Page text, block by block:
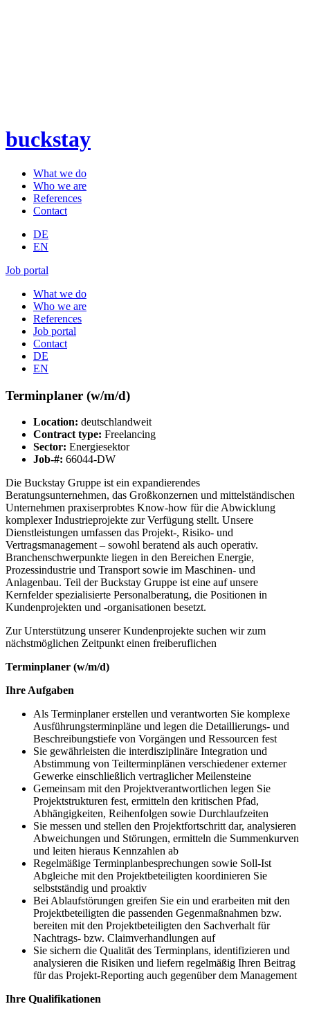
buckstay
What we do
Who we are
References
Contact
DE
EN
Job portal
What we do
Who we are
References
Job portal
Contact
DE
EN
Terminplaner (w/m/d)
Location: deutschlandweit
Contract type: Freelancing
Sector: Energiesektor
Job-#: 66044-DW
Die Buckstay Gruppe ist ein expandierendes
Beratungsunternehmen, das Großkonzernen und mittelständischen
Unternehmen praxiserprobtes Know-how für die Abwicklung
komplexer Industrieprojekte zur Verfügung stellt. Unsere
Dienstleistungen umfassen das Projekt-, Risiko- und
Vertragsmanagement – sowohl beratend als auch operativ.
Branchenschwerpunkte liegen in den Bereichen Energie,
Prozessindustrie und Transport sowie im Maschinen- und
Anlagenbau. Teil der Buckstay Gruppe ist eine auf unsere
Kernfelder spezialisierte Personalberatung, die Positionen in
Kundenprojekten und -organisationen besetzt.
Zur Unterstützung unserer Kundenprojekte suchen wir zum
nächstmöglichen Zeitpunkt einen freiberuflichen
Terminplaner (w/m/d)
Ihre Aufgaben
Als Terminplaner erstellen und verantworten Sie komplexe
Ausführungsterminpläne und legen die Detaillierungs- und
Beschreibungstiefe von Vorgängen und Ressourcen fest
Sie gewährleisten die interdisziplinäre Integration und
Abstimmung von Teilterminplänen verschiedener externer
Gewerke einschließlich vertraglicher Meilensteine
Gemeinsam mit den Projektverantwortlichen legen Sie
Projektstrukturen fest, ermitteln den kritischen Pfad,
Abhängigkeiten, Reihenfolgen sowie Durchlaufzeiten
Sie messen und stellen den Projektfortschritt dar, analysieren
Abweichungen und Störungen, ermitteln die Summenkurven
und leiten hieraus Kennzahlen ab
Regelmäßige Terminplanbesprechungen sowie Soll-Ist
Abgleiche mit den Projektbeteiligten koordinieren Sie
selbstständig und proaktiv
Bei Ablaufstörungen greifen Sie ein und erarbeiten mit den
Projektbeteiligten die passenden Gegenmaßnahmen bzw.
bereiten mit den Projektbeteiligten den Sachverhalt für
Nachtrags- bzw. Claimverhandlungen auf
Sie sichern die Qualität des Terminplans, identifizieren und
analysieren die Risiken und liefern regelmäßig Ihren Beitrag
für das Projekt-Reporting auch gegenüber dem Management
Ihre Qualifikationen